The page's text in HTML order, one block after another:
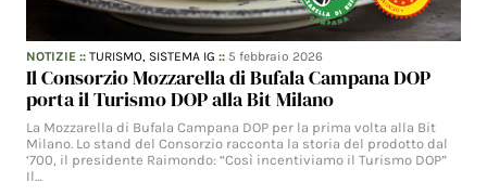
NOTIZIE ::TURISMO, SISTEMA IG :: 5 febbraio 2026
Il Consorzio Mozzarella di Bufala Campana DOP
porta il Turismo DOP alla Bit Milano
La Mozzarella di Bufala Campana DOP per la prima volta alla Bit
Milano. Lo stand del Consorzio racconta la storia del prodotto dal
‘700, il presidente Raimondo: “Così incentiviamo il Turismo DOP”
Il…